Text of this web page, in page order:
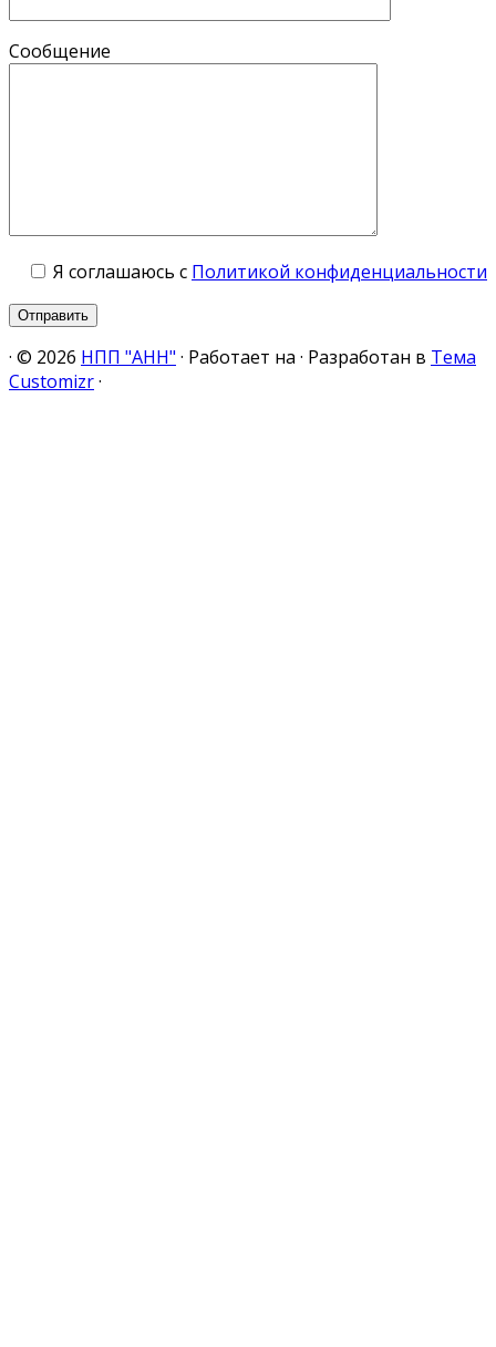
Сообщение
Я соглашаюсь с Политикой конфиденциальности
· © 2026 НПП "АНН" · Работает на · Разработан в Тема
Customizr·